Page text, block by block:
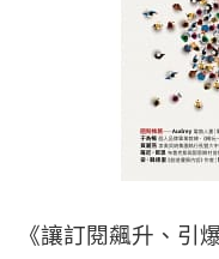
《讓訂閱飆升、引